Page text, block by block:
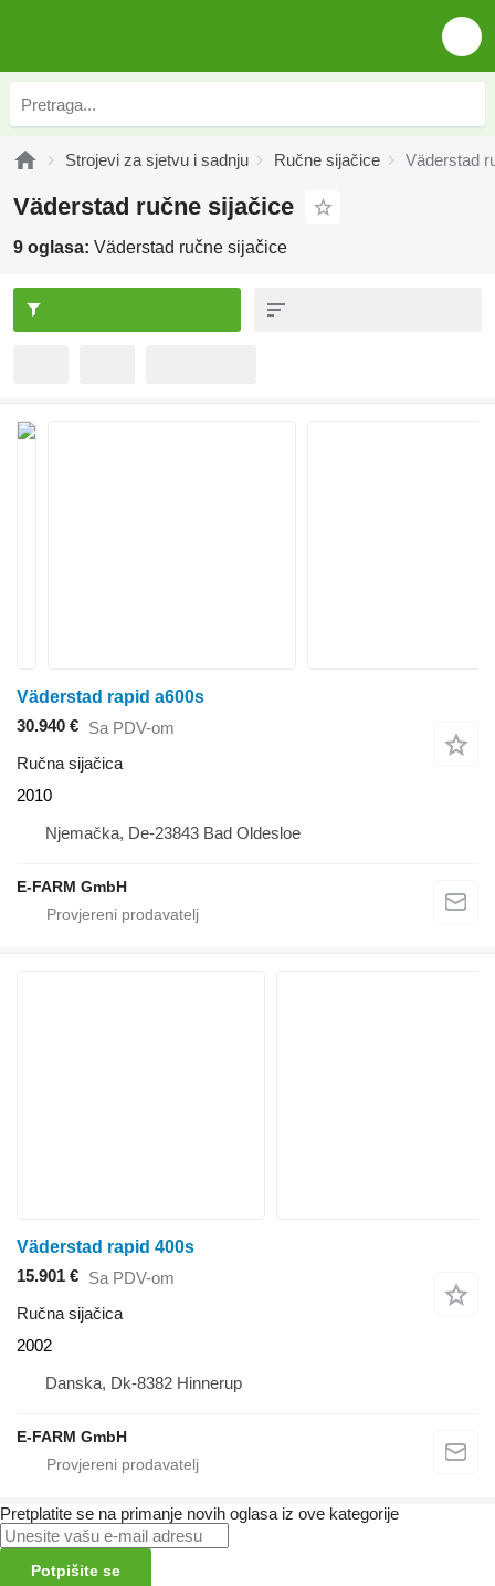
Strojevi za sjetvu i sadnju Ručne sijačice Väderstad
Väderstad ručne sijačice
9 oglasa: Väderstad ručne sijačice
Väderstad rapid a600s
30.940 € Sa PDV-om
Ručna sijačica
2010
Njemačka, De-23843 Bad Oldesloe
E-FARM GmbH
Väderstad rapid 400s
15.901 € Sa PDV-om
Ručna sijačica
2002
Danska, Dk-8382 Hinnerup
E-FARM GmbH
Pretplatite se na primanje novih oglasa iz ove kategorije
Potpišite se